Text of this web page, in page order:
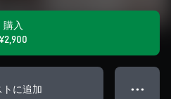
購入
¥2,900
に追加 ● ● ●